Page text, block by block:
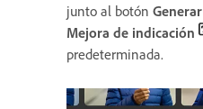
junto al botón Generar
Mejora de indicación
predeterminada.